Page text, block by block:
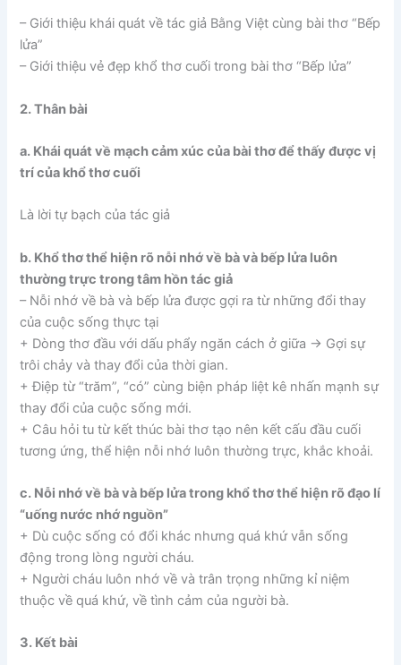
– Giới thiệu khái quát về tác giả Bằng Việt cùng bài thơ “Bếp
lửa”
– Giới thiệu vẻ đẹp khổ thơ cuối trong bài thơ “Bếp lửa”
2. Thân bài
a. Khái quát về mạch cảm xúc của bài thơ để thấy được vị
trí của khổ thơ cuối
Là lời tự bạch của tác giả
b. Khổ thơ thể hiện rõ nỗi nhớ về bà và bếp lửa luôn
thường trực trong tâm hồn tác giả
– Nỗi nhớ về bà và bếp lửa được gợi ra từ những đổi thay
của cuộc sống thực tại
+ Dòng thơ đầu với dấu phẩy ngăn cách ở giữa → Gợi sự
trôi chảy và thay đổi của thời gian.
+ Điệp từ “trăm”, “có” cùng biện pháp liệt kê nhấn mạnh sự
thay đổi của cuộc sống mới.
+ Câu hỏi tu từ kết thúc bài thơ tạo nên kết cấu đầu cuối
tương ứng, thể hiện nỗi nhớ luôn thường trực, khắc khoải.
c. Nỗi nhớ về bà và bếp lửa trong khổ thơ thể hiện rõ đạo lí
“uống nước nhớ nguồn”
+ Dù cuộc sống có đổi khác nhưng quá khứ vẫn sống
động trong lòng người cháu.
+ Người cháu luôn nhớ về và trân trọng những kỉ niệm
thuộc về quá khứ, về tình cảm của người bà.
3. Kết bài